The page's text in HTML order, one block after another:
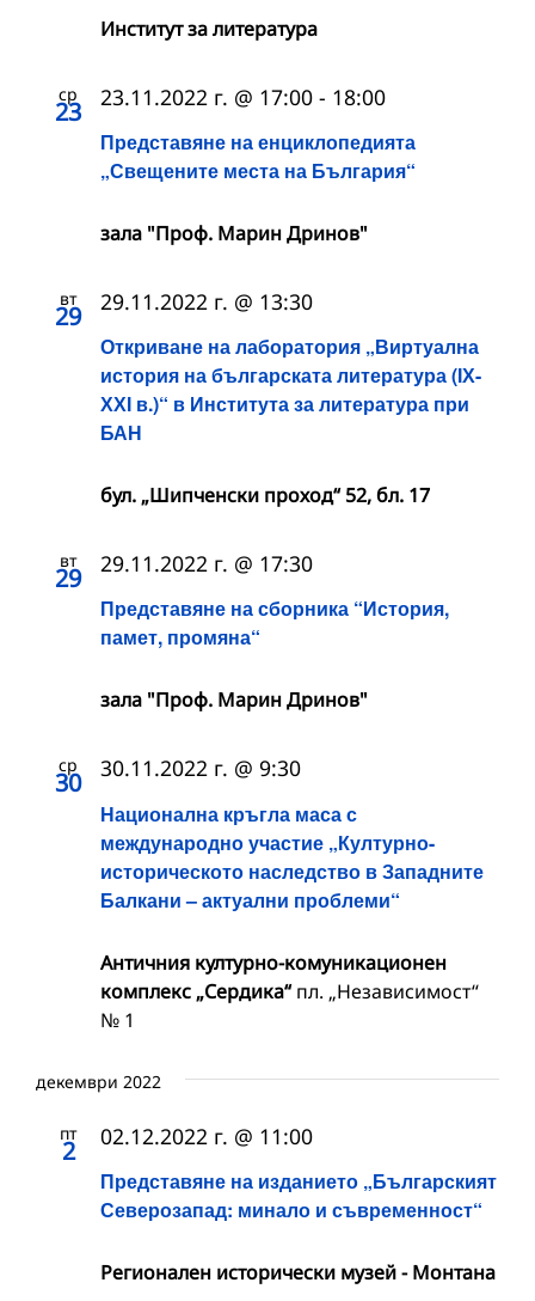
Институт за литература
ср
23
Представяне на енциклопедията
„Свещените места на България“
23.11.2022 г. @ 17:00 - 18:00
зала "Проф. Марин Дринов"
вт
29
Откриване на лаборатория „Виртуална
история на българската литература (ІХ-
ХХІ в.)“ в Института за литература при
БАН
29.11.2022 г. @ 13:30
бул. „Шипченски проход“ 52, бл. 17
вт
29
Представяне на сборника “История,
памет, промяна“
29.11.2022 г. @ 17:30
зала "Проф. Марин Дринов"
ср
30
Национална кръгла маса с
международно участие „Културно-
историческото наследство в Западните
Балкани – актуални проблеми“
30.11.2022 г. @ 9:30
Античния културно-комуникационен
комплекс „Сердика“пл. „Независимост“
№ 1
декември 2022
пт
2
Представяне на изданието „Българският
Северозапад: минало и съвременност“
02.12.2022 г. @ 11:00
Регионален исторически музей - Монтана